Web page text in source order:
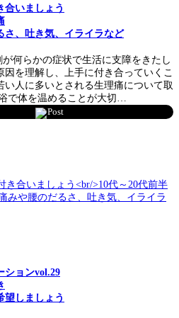
合いましょう
さ、吐き気、イライラなど
が何らかの症状で生活に支障をきたし
を理解し、上手に付き合っていくこ
い人に多いとされる生理痛について取
で体を温めることが大切…
Post
ションvol.29
望しましょう